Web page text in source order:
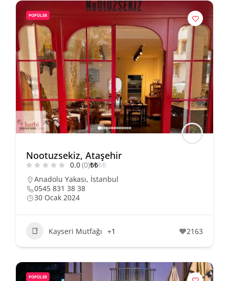
POPÜLER
Nootuzsekiz, Ataşehir
0.0(0)₺₺₺₺
Anadolu Yakası, İstanbul
0545 831 38 38
30 Ocak 2024
Kayseri Mutfağı +1 2163
POPÜLER